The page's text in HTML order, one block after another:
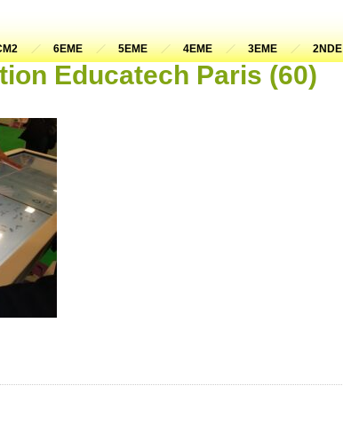
6EME 5EME 4EME 3EME 2NDE
Educatech Paris (60)